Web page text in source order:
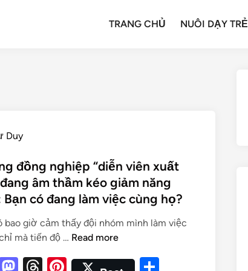
TRANG CHỦ NUÔI DẠY TRẺ
Duy
đồng nghiệp “diễn viên xuất
âm thầm kéo giảm năng
Bạn có đang làm việc cùng họ?
bao giờ cảm thấy đội nhóm mình làm việc
mà tiến độ … Read more